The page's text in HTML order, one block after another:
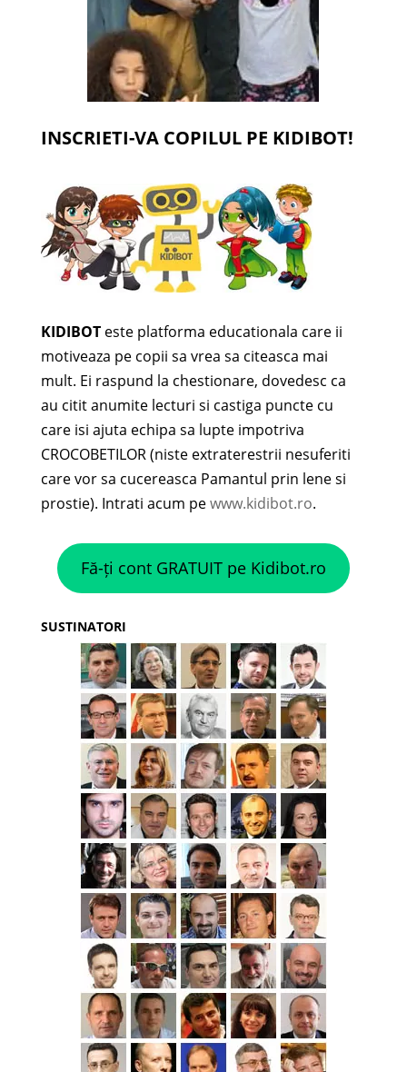
INSCRIETI-VA COPILUL PE KIDIBOT!
KIDIBOTeste platforma educationala care ii
motiveaza pe copii sa vrea sa citeasca mai
mult. Ei raspund la chestionare, dovedesc ca
au citit anumite lecturi si castiga puncte cu
care isi ajuta echipa sa lupte impotriva
CROCOBETILOR (niste extraterestrii nesuferiti
care vor sa cucereasca Pamantul prin lene si
prostie). Intrati acum pewww.kidibot.ro.
Fă-ți cont GRATUIT pe Kidibot.ro
SUSTINATORI